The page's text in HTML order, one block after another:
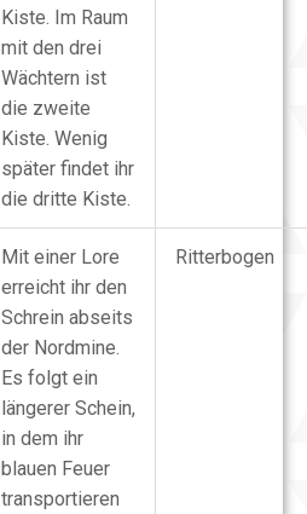
Kiste. Im Raum
mit den drei
Wächtern ist
die zweite
Kiste. Wenig
später findet ihr
die dritte Kiste.
Mit einer Lore
erreicht ihr den
Schrein abseits
der Nordmine.
Es folgt ein
längerer Schein,
in dem ihr
blauen Feuer
transportieren
Ritterbogen